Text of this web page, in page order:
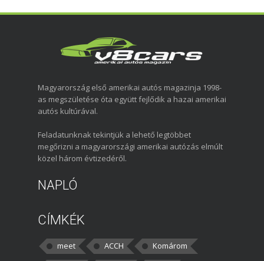
Magyarország első amerikai autós magazinja 1998-
as megszületése óta együtt fejlődik a hazai amerikai
autós kultúrával.
Feladatunknak tekintjük a lehető legtöbbet
megőrizni a magyarországi amerikai autózás elmúlt
közel három évtizedéről.
NAPLÓ
CÍMKÉK
meet ACCH Komárom